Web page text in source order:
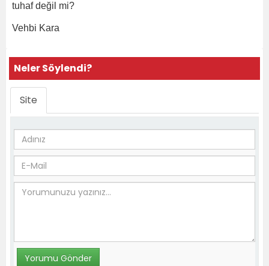
tuhaf değil mi?
Vehbi Kara
Neler Söylendi?
Site